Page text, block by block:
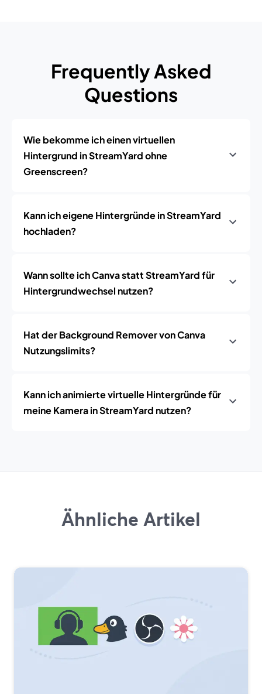
Frequently Asked
Questions
Wie bekomme ich einen virtuellen
Hintergrund in StreamYard ohne
Greenscreen?
Kann ich eigene Hintergründe in StreamYard
hochladen?
Wann sollte ich Canva statt StreamYard für
Hintergrundwechsel nutzen?
Hat der Background Remover von Canva
Nutzungslimits?
Kann ich animierte virtuelle Hintergründe für
meine Kamera in StreamYard nutzen?
Ähnliche Artikel